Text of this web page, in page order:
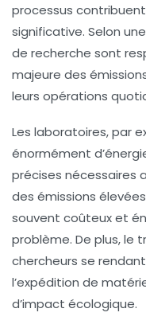
processus
significative. Selon
de recherche sont
majeure des
leurs opérations
Les laboratoires, par
énormément
précises nécessaires
des émissions
souvent coûteux et
problème. De plus, le
chercheurs se
l’expédition de
d’impact écologique.